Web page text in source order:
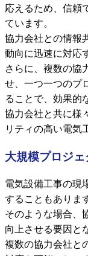
応えるため、信頼
ています。
協力会社との情報
動向に迅速に対応
さらに、複数の協
せ、一つ一つのプ
ることで、効果的
協力会社と共に様
リティの高い電気
大規模プロジ
電気設備工事の現
することもあります
そのような場合、
向上させる要因と
複数の協力会社と